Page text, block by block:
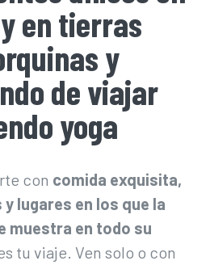
en tierras
y
de viajar
yoga
con comida exquisita,
lugares en los que la
muestra en todo su
tu viaje. Ven solo o con